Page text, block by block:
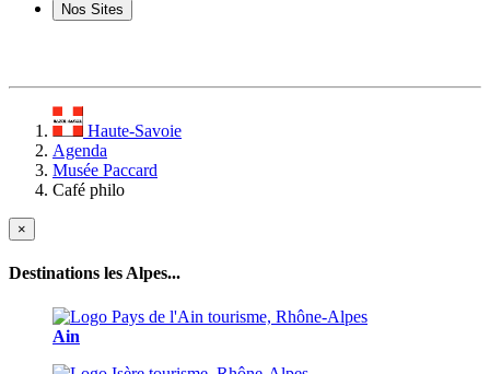
Nos Sites
Haute-Savoie
Agenda
Musée Paccard
Café philo
×
Destinations les Alpes...
Ain